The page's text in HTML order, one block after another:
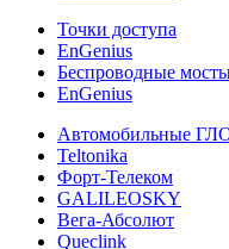
Точки доступа
EnGenius
Беспроводные
EnGenius
Автомобильные
Teltonika
Форт-Телеком
GALILEOSKY
Вега-Абсолют
Queclink